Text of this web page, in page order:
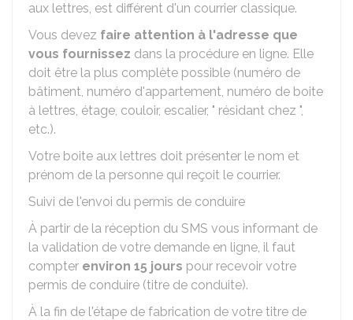
aux lettres, est différent d'un courrier classique.
Vous devez faire attention à l'adresse que
vous fournissez dans la procédure en ligne. Elle
doit être la plus complète possible (numéro de
bâtiment, numéro d'appartement, numéro de boite
à lettres, étage, couloir, escalier, " résidant chez ",
etc.).
Votre boite aux lettres doit présenter le nom et
prénom de la personne qui reçoit le courrier.
Suivi de l'envoi du permis de conduire
À partir de la réception du SMS vous informant de
la validation de votre demande en ligne, il faut
compter environ 15 jours pour recevoir votre
permis de conduire (titre de conduite).
À la fin de l'étape de fabrication de votre titre de